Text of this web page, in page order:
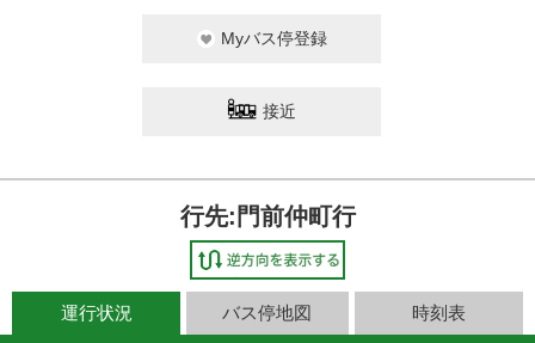
Myバス停登録
接近
行先:門前仲町行
運行状況 バス停地図 時刻表